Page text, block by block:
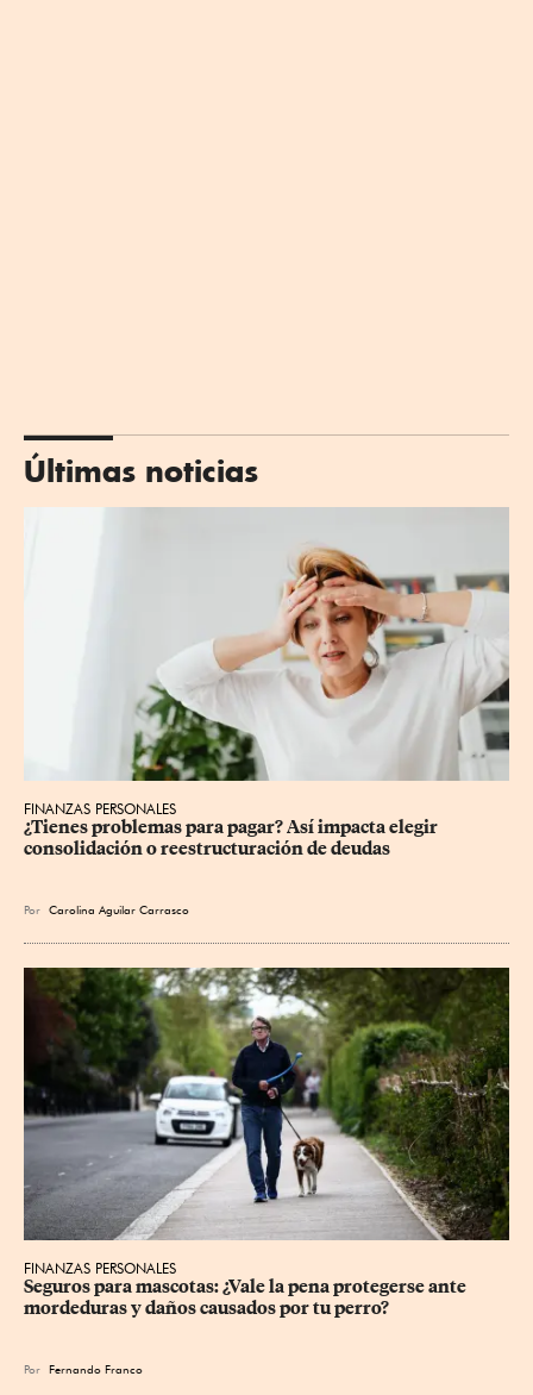
Últimas noticias
FINANZAS PERSONALES
¿Tienes problemas para pagar? Así impacta elegir
consolidación o reestructuración de deudas
Por Carolina Aguilar Carrasco
FINANZAS PERSONALES
Seguros para mascotas: ¿Vale la pena protegerse ante
mordeduras y daños causados por tu perro?
Por Fernando Franco